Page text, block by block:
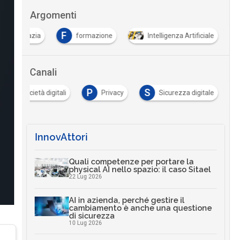
Argomenti
democrazia F formazione Intelligenza Artificiale
Canali
Cultura e società digitali P Privacy S Sicurezza digitale
InnovAttori
Quali competenze per portare la
physical AI nello spazio: il caso Sitael
22 Lug 2026
AI in azienda, perché gestire il
cambiamento è anche una questione
di sicurezza
10 Lug 2026